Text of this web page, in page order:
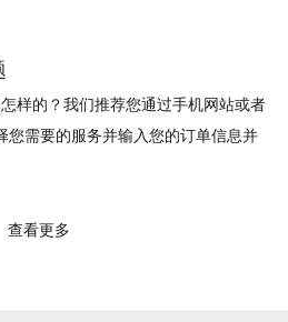
样的？我们推荐您通过手机网站或者
您需要的服务并输入您的订单信息并
查看更多